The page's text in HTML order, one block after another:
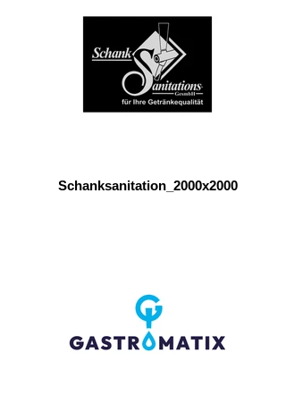
Schanksanitation_2000x2000